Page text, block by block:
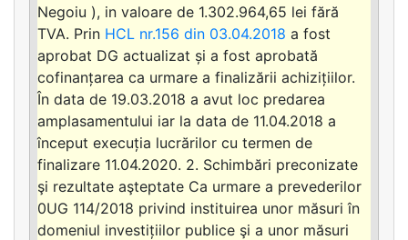
Negoiu ), in valoare de 1.302.964,65 lei fără
TVA. Prin HCL nr.156 din 03.04.2018 a fost
aprobat DG actualizat și a fost aprobată
cofinanțarea ca urmare a finalizării achizițiilor.
În data de 19.03.2018 a avut loc predarea
amplasamentului iar la data de 11.04.2018 a
început execuția lucrărilor cu termen de
finalizare 11.04.2020. 2. Schimbări preconizate
şi rezultate aşteptate Ca urmare a prevederilor
0UG 114/2018 privind instituirea unor măsuri în
domeniul investițiilor publice şi a unor măsuri